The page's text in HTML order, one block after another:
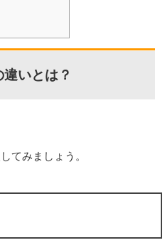
いとは？
てみましょう。